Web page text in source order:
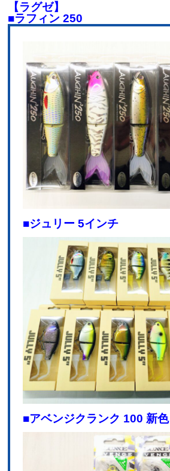
【ラグゼ】
■ラフィン 250
■ジュリー 5インチ
■アベンジクランク 100 新色